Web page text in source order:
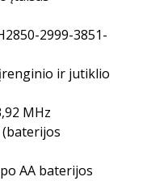
2999-3851-
ir jutiklio
MHz
(baterijos
AA baterijos